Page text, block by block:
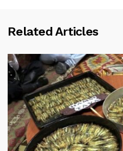
Related Articles